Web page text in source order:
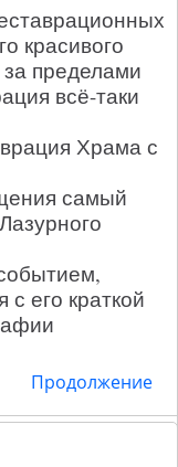
красивого
за пределами
всё-таки
Храма с
самый
его краткой
Продолжение